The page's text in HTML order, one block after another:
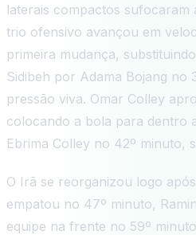
laterais compactos sufocaram
trio ofensivo avançou em
primeira mudança,
Sidibeh por Adama Bojang no
pressão viva. Omar Colley
colocando a bola para dentro
Ebrima Colley no 42º minuto,
O Irã se reorganizou logo
empatou no 47º minuto,
equipe na frente no 59º